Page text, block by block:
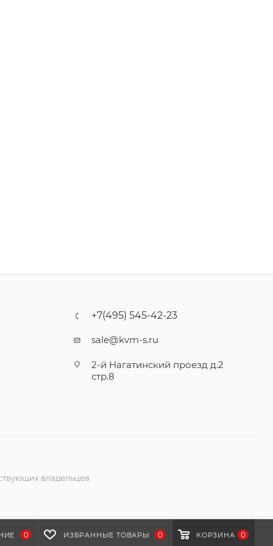
+7(495) 545-42-23
sale@kvm-s.ru
2-й Нагатинский проезд д.2
стр.8
владельцев.
0 ИЗБРАННЫЕ ТОВАРЫ 0 КОРЗИНА 0